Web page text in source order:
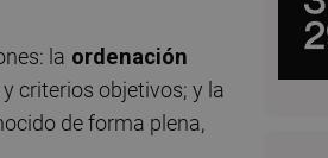
la ordenación
criterios objetivos; y la
de forma plena,